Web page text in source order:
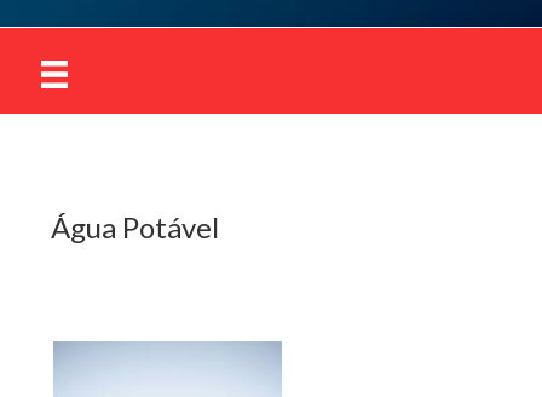
Água Potável